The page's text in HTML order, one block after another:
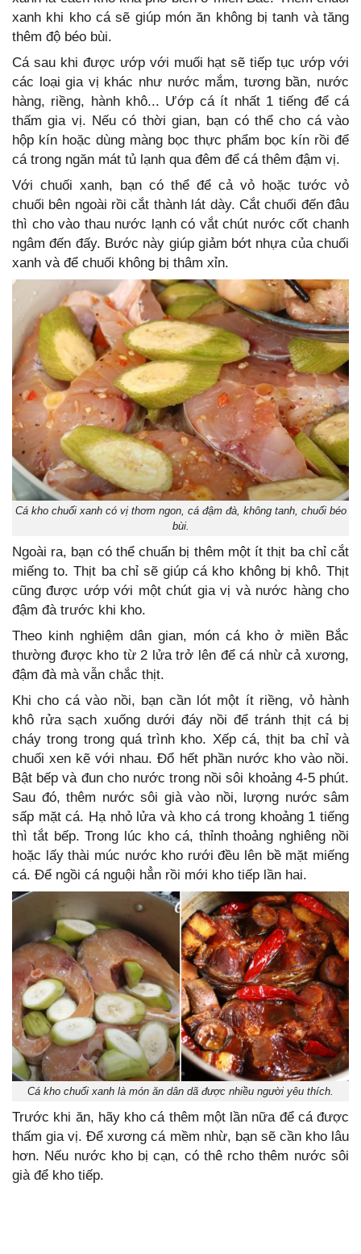
xanh khi kho cá sẽ giúp món ăn không bị tanh và tăng
thêm độ béo bùi.
Cá sau khi được ướp với muối hạt sẽ tiếp tục ướp với
các loại gia vị khác như nước mắm, tương bần, nước
hàng, riềng, hành khô... Ướp cá ít nhất 1 tiếng để cá
thấm gia vị. Nếu có thời gian, bạn có thể cho cá vào
hộp kín hoặc dùng màng bọc thực phẩm bọc kín rồi để
cá trong ngăn mát tủ lạnh qua đêm để cá thêm đậm vị.
Với chuối xanh, bạn có thể để cả vỏ hoặc tước vỏ
chuối bên ngoài rồi cắt thành lát dày. Cắt chuối đến đâu
thì cho vào thau nước lạnh có vắt chút nước cốt chanh
ngâm đến đấy. Bước này giúp giảm bớt nhựa của chuối
xanh và để chuối không bị thâm xỉn.
Cá kho chuối xanh có vị thơm ngon, cá đậm đà, không tanh, chuối béo
bùi.
Ngoài ra, bạn có thể chuẩn bị thêm một ít thịt ba chỉ cắt
miếng to. Thịt ba chỉ sẽ giúp cá kho không bị khô. Thịt
cũng được ướp với một chút gia vị và nước hàng cho
đậm đà trước khi kho.
Theo kinh nghiệm dân gian, món cá kho ở miền Bắc
thường được kho từ 2 lửa trở lên để cá nhừ cả xương,
đậm đà mà vẫn chắc thịt.
Khi cho cá vào nồi, bạn cần lót một ít riềng, vỏ hành
khô rửa sạch xuống dưới đáy nồi để tránh thịt cá bị
cháy trong trong quá trình kho. Xếp cá, thịt ba chỉ và
chuối xen kẽ với nhau. Đổ hết phần nước kho vào nồi.
Bật bếp và đun cho nước trong nồi sôi khoảng 4-5 phút.
Sau đó, thêm nước sôi già vào nồi, lượng nước sâm
sấp mặt cá. Hạ nhỏ lửa và kho cá trong khoảng 1 tiếng
thì tắt bếp. Trong lúc kho cá, thỉnh thoảng nghiêng nồi
hoặc lấy thài múc nước kho rưới đều lên bề mặt miếng
cá. Để ngồi cá nguội hẳn rồi mới kho tiếp lần hai.
Cá kho chuối xanh là món ăn dân dã được nhiều người yêu thích.
Trước khi ăn, hãy kho cá thêm một lần nữa để cá được
thấm gia vị. Để xương cá mềm nhừ, bạn sẽ cần kho lâu
hơn. Nếu nước kho bị cạn, có thê rcho thêm nước sôi
già để kho tiếp.